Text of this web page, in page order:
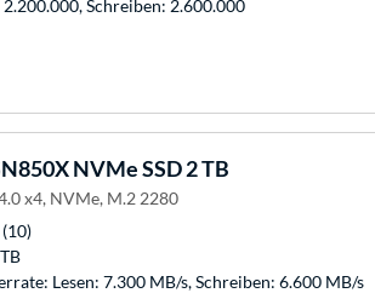
2.200.000, Schreiben: 2.600.000
NVMe SSD 2 TB
x4, NVMe, M.2 2280
(10)
Lesen: 7.300 MB/s, Schreiben: 6.600 MB/s